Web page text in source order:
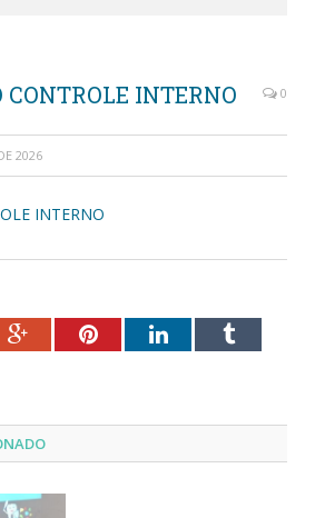
CONTROLE INTERNO 0
2026
INTERNO
Google+PinterestLinkedInTumblr